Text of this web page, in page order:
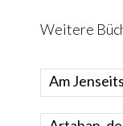
Weitere
Am Jenseits